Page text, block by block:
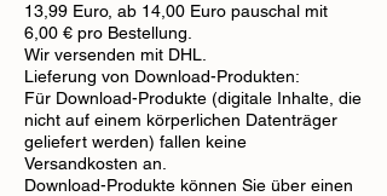
13,99 Euro, ab 14,00 Euro pauschal mit
6,00 € pro Bestellung.
Wir versenden mit DHL.
Lieferung von Download-Produkten:
Für Download-Produkte (digitale Inhalte, die
nicht auf einem körperlichen Datenträger
geliefert werden) fallen keine
Versandkosten an.
Download-Produkte können Sie über einen